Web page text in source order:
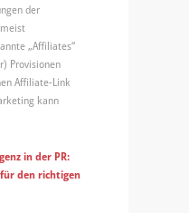
der
„Affiliates“
Provisionen
Affiliate-Link
kann
in der PR:
den richtigen